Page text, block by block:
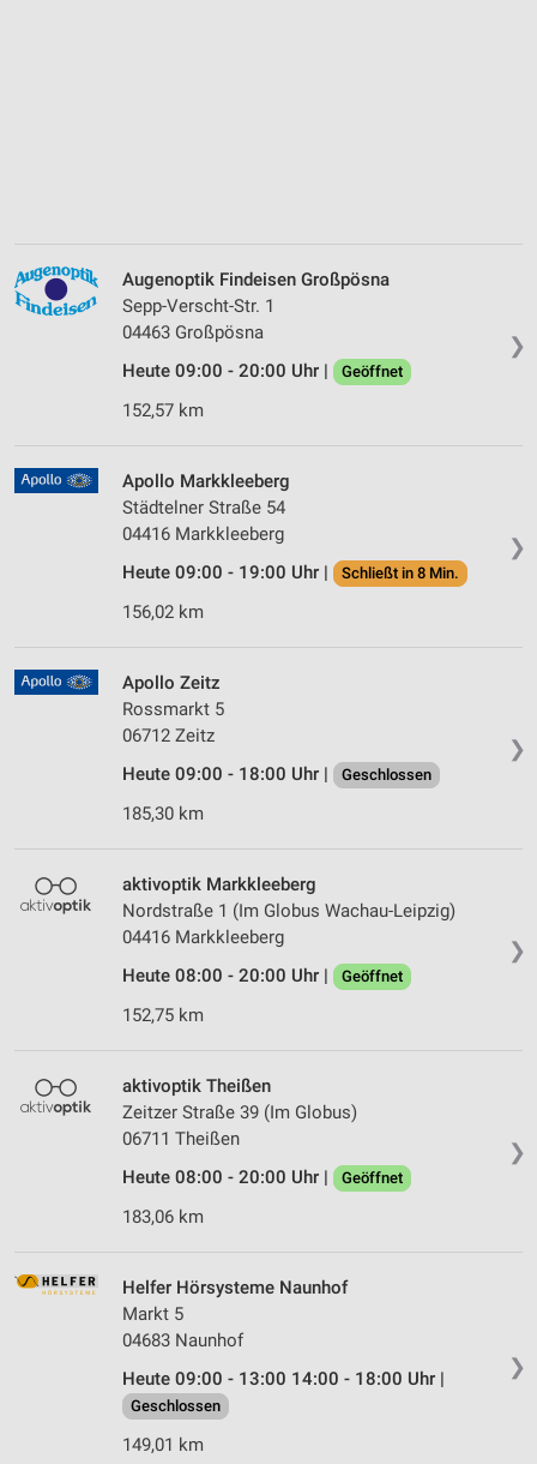
❯
Augenoptik Findeisen Großpösna
Sepp-Verscht-Str. 1
04463 Großpösna
Heute 09:00 - 20:00 Uhr |
Geöffnet
152,57 km
❯
Apollo Markkleeberg
Städtelner Straße 54
04416 Markkleeberg
Heute 09:00 - 19:00 Uhr |
Schließt in 8 Min.
156,02 km
❯
Apollo Zeitz
Rossmarkt 5
06712 Zeitz
Heute 09:00 - 18:00 Uhr |
Geschlossen
185,30 km
❯
aktivoptik Markkleeberg
Nordstraße 1 (Im Globus Wachau-Leipzig)
04416 Markkleeberg
Heute 08:00 - 20:00 Uhr |
Geöffnet
152,75 km
❯
aktivoptik Theißen
Zeitzer Straße 39 (Im Globus)
06711 Theißen
Heute 08:00 - 20:00 Uhr |
Geöffnet
183,06 km
❯
Helfer Hörsysteme Naunhof
Markt 5
04683 Naunhof
Heute 09:00 - 13:00 14:00 - 18:00 Uhr |
Geschlossen
149,01 km